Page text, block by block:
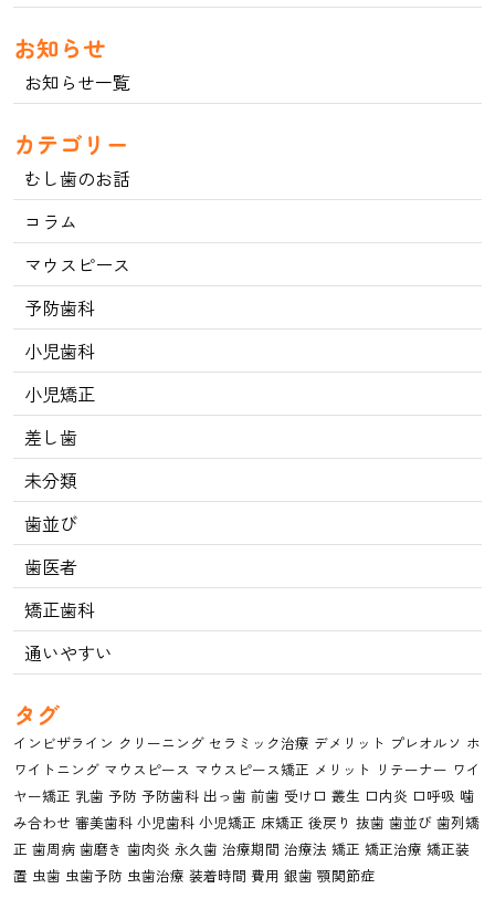
お知らせ
お知らせ一覧
カテゴリー
むし歯のお話
コラム
マウスピース
予防歯科
小児歯科
小児矯正
差し歯
未分類
歯並び
歯医者
矯正歯科
通いやすい
タグ
インビザライン クリーニング セラミック治療 デメリット プレオルソ ホ
ワイトニング マウスピース マウスピース矯正 メリット リテーナー ワイ
ヤー矯正 乳歯 予防 予防歯科 出っ歯 前歯 受け口 叢生 口内炎 口呼吸 噛
み合わせ 審美歯科 小児歯科 小児矯正 床矯正 後戻り 抜歯 歯並び 歯列矯
正 歯周病 歯磨き 歯肉炎 永久歯 治療期間 治療法 矯正 矯正治療 矯正装
置 虫歯 虫歯予防 虫歯治療 装着時間 費用 銀歯 顎関節症